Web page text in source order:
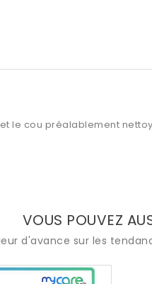
le cou préalablement
VOUS POUVEZ
d'avance sur les